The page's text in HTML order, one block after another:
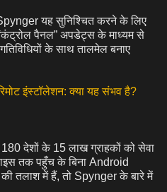
यह सुनिश्चित करने के लिए
पैनल” अपडेट्स के माध्यम से
के साथ तालमेल बनाए
इंस्टॉलेशन: क्या यह संभव है?
देशों के 15 लाख ग्राहकों को सेवा
तक पहुँच के बिना Android
की तलाश में हैं, तो Spynger के बारे में